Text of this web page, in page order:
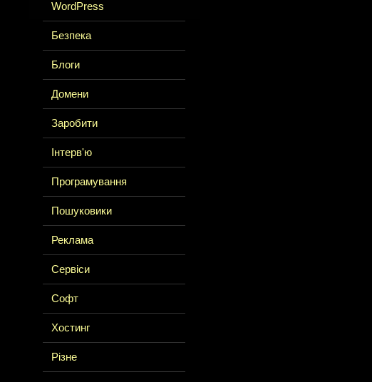
WordPress
Безпека
Блоги
Домени
Заробити
Інтерв'ю
Програмування
Пошуковики
Реклама
Сервіси
Софт
Хостинг
Різне